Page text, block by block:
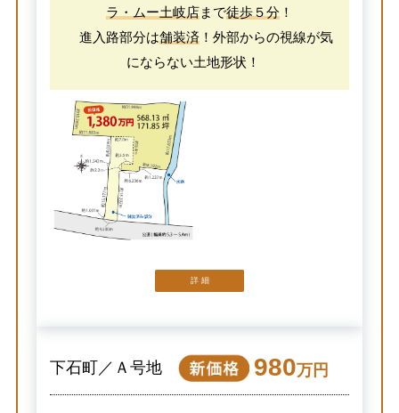
ラ・ムー土岐店まで徒歩５分 ！
進入路部分は舗装済 ！外部からの視線が気
にならない土地形状！
詳 細
下石町／Ａ号地 980万円